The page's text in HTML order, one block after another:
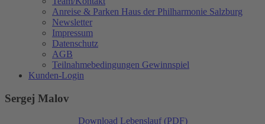
Anreise & Parken Haus der Philharmonie Salzburg
Newsletter
Impressum
Datenschutz
AGB
Teilnahmebedingungen Gewinnspiel
Kunden-Login
Sergej Malov
Download Lebenslauf (PDF)